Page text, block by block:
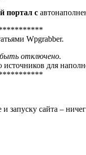
портал с
Wpgrabber.
отключено.
для
запуску сайта –